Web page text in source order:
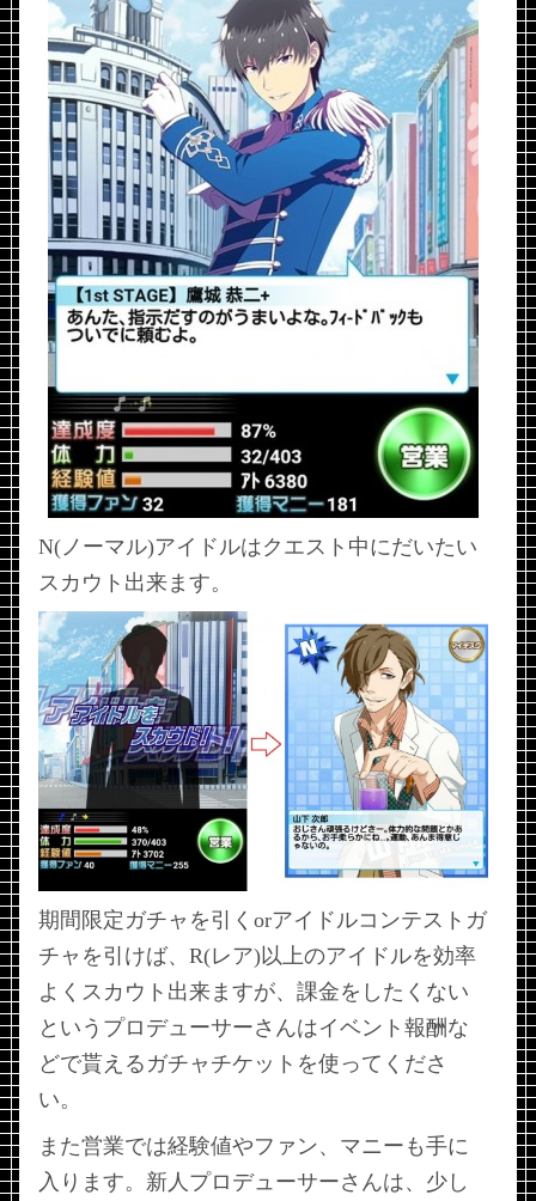
N(ノーマル)アイドルはクエスト中にだいたい
スカウト出来ます。
期間限定ガチャを引くorアイドルコンテストガ
チャを引けば、R(レア)以上のアイドルを効率
よくスカウト出来ますが、課金をしたくない
というプロデューサーさんはイベント報酬な
どで貰えるガチャチケットを使ってくださ
い。
また営業では経験値やファン、マニーも手に
入ります。新人プロデューサーさんは、少し